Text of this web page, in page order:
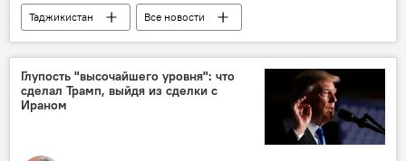
Таджикистан
Все новости
9 мая - День Победы в Великой Отечественной войне
Бессмертный полк - 2026
Бессмертный полк Таджикистан - 2026
201-я РВБ в Таджикистане
Глупость "высочайшего уровня": что
сделал Трамп, выйдя из сделки с
Ираном